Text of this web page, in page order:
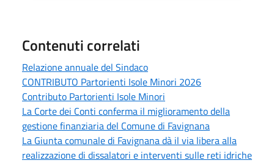
Contenuti correlati
Relazione annuale del Sindaco
CONTRIBUTO Partorienti Isole Minori 2026
Contributo Partorienti Isole Minori
La Corte dei Conti conferma il miglioramento della
gestione finanziaria del Comune di Favignana
La Giunta comunale di Favignana dà il via libera alla
realizzazione di dissalatori e interventi sulle reti idriche